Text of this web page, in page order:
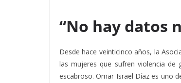
“No hay datos
Desde hace veinticinco años, la
las mujeres que sufren violencia
escabroso. Omar Israel Díaz es uno